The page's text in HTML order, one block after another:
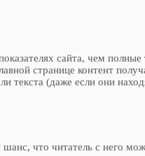
сайта, чем
странице контент
(даже если они
что читатель с него